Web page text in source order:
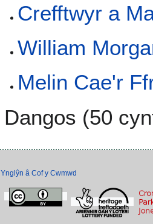
Crefftwyr a
William
Melin Cae'r
Dangos (50
Ynglŷn â Cof y Cwmwd